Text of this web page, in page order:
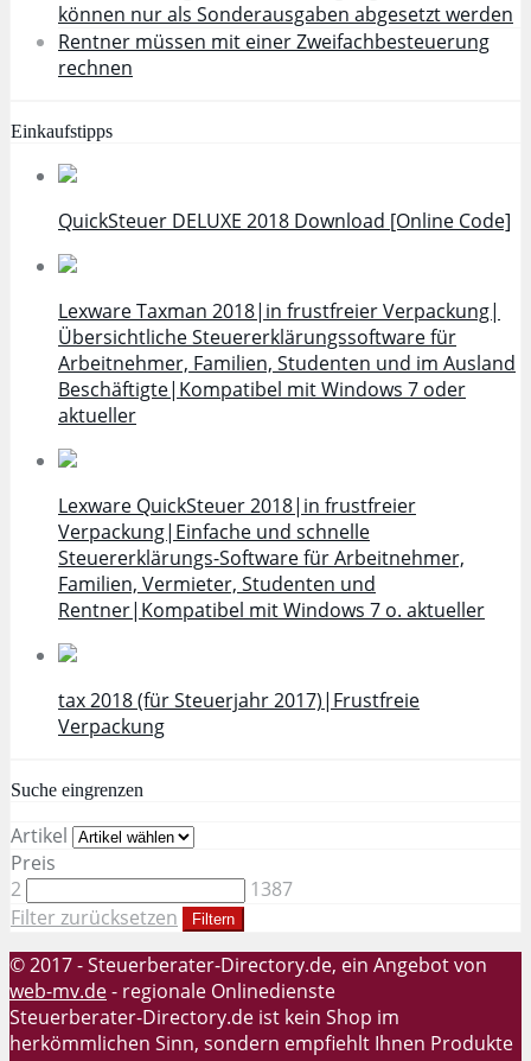
können nur als Sonderausgaben abgesetzt werden
Rentner müssen mit einer Zweifachbesteuerung
rechnen
Einkaufstipps
QuickSteuer DELUXE 2018 Download [Online Code]
Lexware Taxman 2018|in frustfreier Verpackung|
Übersichtliche Steuererklärungssoftware für
Arbeitnehmer, Familien, Studenten und im Ausland
Beschäftigte|Kompatibel mit Windows 7 oder
aktueller
Lexware QuickSteuer 2018|in frustfreier
Verpackung|Einfache und schnelle
Steuererklärungs-Software für Arbeitnehmer,
Familien, Vermieter, Studenten und
Rentner|Kompatibel mit Windows 7 o. aktueller
tax 2018 (für Steuerjahr 2017)|Frustfreie
Verpackung
Suche eingrenzen
Artikel
Preis
2
1387
Filter zurücksetzen
Filtern
© 2017 - Steuerberater-Directory.de, ein Angebot von
web-mv.de- regionale Onlinedienste
Steuerberater-Directory.de ist kein Shop im
herkömmlichen Sinn, sondern empfiehlt Ihnen Produkte